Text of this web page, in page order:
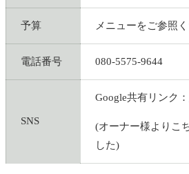
予算 メニューをご参照
電話番号 080-5575-9644
SNS
Google共有リンク：
(オーナー様よりこ
した)